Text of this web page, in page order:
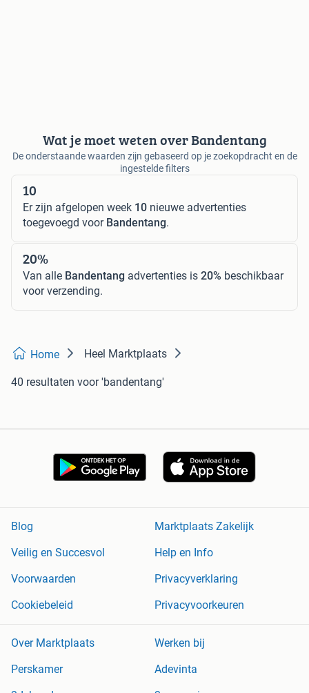
Wat je moet weten over Bandentang
De onderstaande waarden zijn gebaseerd op je zoekopdracht en de
ingestelde filters
10
Er zijn afgelopen week 10 nieuwe advertenties
toegevoegd voor Bandentang.
20%
Van alle Bandentang advertenties is 20% beschikbaar
voor verzending.
Home Heel Marktplaats
40 resultaten voor 'bandentang'
Blog
Marktplaats Zakelijk
Veilig en Succesvol
Help en Info
Voorwaarden
Privacyverklaring
Cookiebeleid
Privacyvoorkeuren
Over Marktplaats
Werken bij
Perskamer
Adevinta